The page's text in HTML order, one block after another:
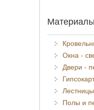
Материалы
Окна -
Двери -
Лестницы
Полы и